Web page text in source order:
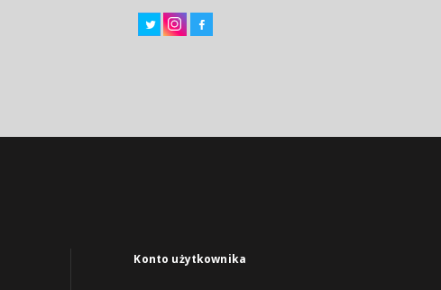
Konto użytkownika